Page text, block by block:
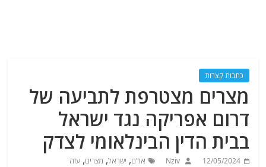
כתבות קצרות
מצרים מצטרפת לתביעה של
דרום אפריקה נגד ישראל
בבית הדין הבינלאומי לצדק
12/05/2024
Nziv או"ם, ישראל, מצרים,עזה